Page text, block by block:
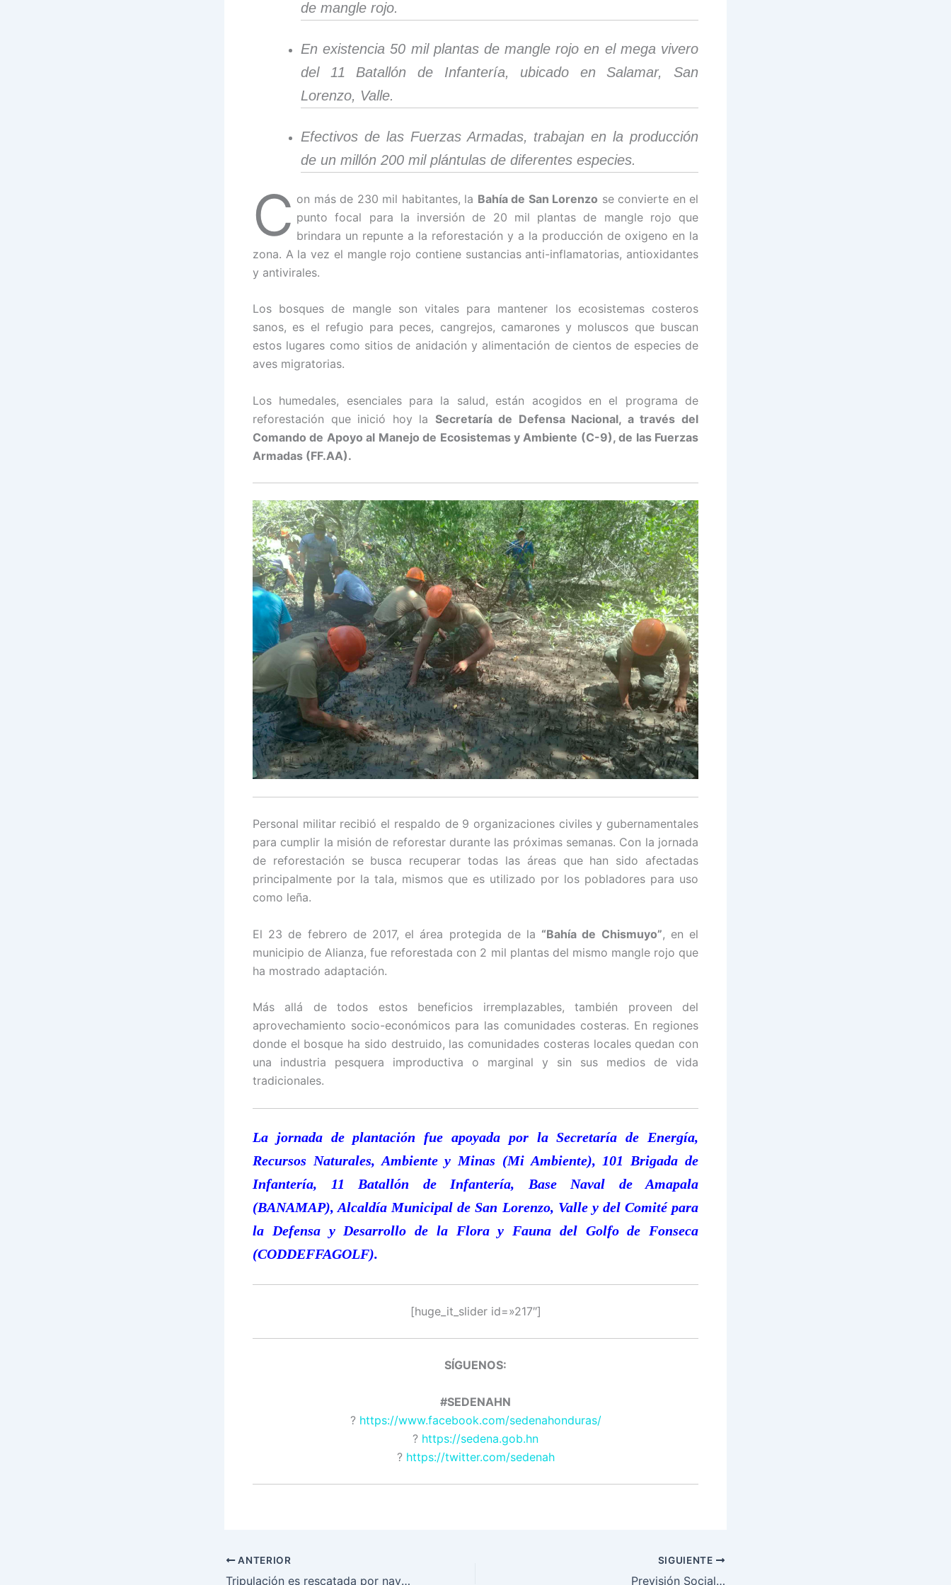
de mangle rojo.
En existencia 50 mil plantas de mangle rojo en el mega vivero
del 11 Batallón de Infantería, ubicado en Salamar, San
Lorenzo, Valle.
Efectivos de las Fuerzas Armadas, trabajan en la producción
de un millón 200 mil plántulas de diferentes especies.
C on más de 230 mil habitantes, la Bahía de San Lorenzo se convierte en el
punto focal para la inversión de 20 mil plantas de mangle rojo que
brindara un repunte a la reforestación y a la producción de oxigeno en la
zona. A la vez el mangle rojo contiene sustancias anti-inflamatorias, antioxidantes
y antivirales.
Los bosques de mangle son vitales para mantener los ecosistemas costeros
sanos, es el refugio para peces, cangrejos, camarones y moluscos que buscan
estos lugares como sitios de anidación y alimentación de cientos de especies de
aves migratorias.
Los humedales, esenciales para la salud, están acogidos en el programa de
reforestación que inició hoy la Secretaría de Defensa Nacional, a través del
Comando de Apoyo al Manejo de Ecosistemas y Ambiente (C-9), de las Fuerzas
Armadas (FF.AA).
Personal militar recibió el respaldo de 9 organizaciones civiles y gubernamentales
para cumplir la misión de reforestar durante las próximas semanas. Con la jornada
de reforestación se busca recuperar todas las áreas que han sido afectadas
principalmente por la tala, mismos que es utilizado por los pobladores para uso
como leña.
El 23 de febrero de 2017, el área protegida de la “Bahía de Chismuyo”, en el
municipio de Alianza, fue reforestada con 2 mil plantas del mismo mangle rojo que
ha mostrado adaptación.
Más allá de todos estos beneficios irremplazables, también proveen del
aprovechamiento socio-económicos para las comunidades costeras. En regiones
donde el bosque ha sido destruido, las comunidades costeras locales quedan con
una industria pesquera improductiva o marginal y sin sus medios de vida
tradicionales.
La jornada de plantación fue apoyada por la Secretaría de Energía,
Recursos Naturales, Ambiente y Minas (Mi Ambiente), 101 Brigada de
Infantería, 11 Batallón de Infantería, Base Naval de Amapala
(BANAMAP), Alcaldía Municipal de San Lorenzo, Valle y del Comité para
la Defensa y Desarrollo de la Flora y Fauna del Golfo de Fonseca
(CODDEFFAGOLF).
[huge_it_slider id=»217″]
SÍGUENOS:
#SEDENAHN
? https://www.facebook.com/sedenahonduras/
? https://sedena.gob.hn
? https://twitter.com/sedenah
ANTERIOR
Tripulación es rescatada por navales en La Mosquitia
SIGUIENTE
Previsión Social…